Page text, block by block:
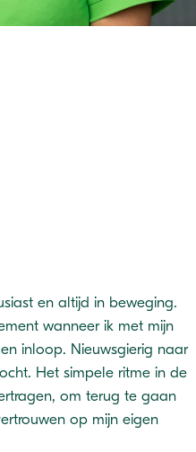
en altijd in beweging.
wanneer ik met mijn
inloop. Nieuwsgierig naar
Het simpele ritme in de
om terug te gaan
op mijn eigen